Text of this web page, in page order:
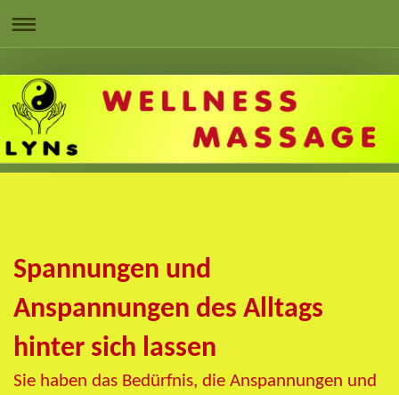
Spannungen und
Anspannungen des Alltags
hinter sich lassen
Sie haben das Bedürfnis, die Anspannungen und